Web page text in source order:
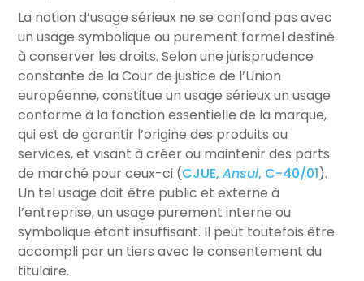
La notion d’usage sérieux ne se confond pas avec
un usage symbolique ou purement formel destiné
à conserver les droits. Selon une jurisprudence
constante de la Cour de justice de l’Union
européenne, constitue un usage sérieux un usage
conforme à la fonction essentielle de la marque,
qui est de garantir l’origine des produits ou
services, et visant à créer ou maintenir des parts
de marché pour ceux-ci (CJUE,Ansul, C-40/01).
Un tel usage doit être public et externe à
l’entreprise, un usage purement interne ou
symbolique étant insuffisant. Il peut toutefois être
accompli par un tiers avec le consentement du
titulaire.